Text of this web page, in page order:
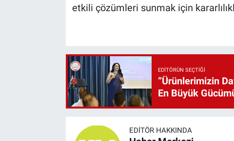
etkili çözümleri sunmak için
EDITÖRÜN SEÇTIĞI
“Ürünlerimizin
En Büyük
EDITÖR HAKKINDA